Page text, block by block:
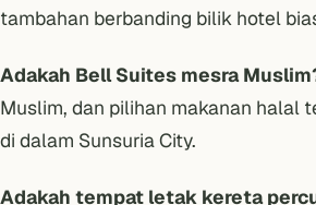
tambahan berbanding bilik hotel
Adakah Bell Suites mesra
Muslim, dan pilihan makanan halal
di dalam Sunsuria City.
Adakah tempat letak kereta